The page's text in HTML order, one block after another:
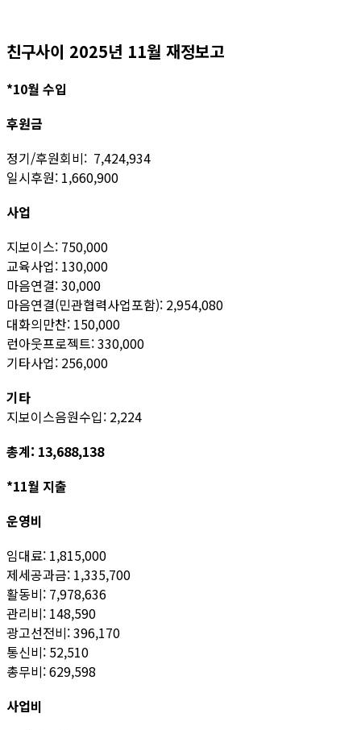
친구사이 2025년 11월 재정보고
*10월 수입
후원금
정기/후원회비: 7,424,934
일시후원: 1,660,900
사업
지보이스: 750,000
교육사업: 130,000
마음연결: 30,000
마음연결(민관협력사업포함): 2,954,080
대화의만찬: 150,000
런아웃프로젝트: 330,000
기타사업: 256,000
기타
지보이스음원수입: 2,224
총계: 13,688,138
*11월 지출
운영비
임대료: 1,815,000
제세공과금: 1,335,700
활동비: 7,978,636
관리비: 148,590
광고선전비: 396,170
통신비: 52,510
총무비: 629,598
사업비